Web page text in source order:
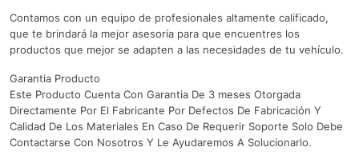
Contamos con un equipo de profesionales altamente calificado,
que te brindará la mejor asesoría para que encuentres los
productos que mejor se adapten a las necesidades de tu vehículo.
Garantia Producto
Este Producto Cuenta Con Garantia De 3 meses Otorgada
Directamente Por El Fabricante Por Defectos De Fabricación Y
Calidad De Los Materiales En Caso De Requerir Soporte Solo Debe
Contactarse Con Nosotros Y Le Ayudaremos A Solucionarlo.